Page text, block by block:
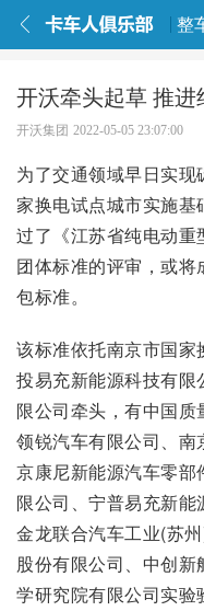
整
开沃牵头起草 推
开沃集团 2022-05-05 23:07:00
为了交通领域早日实
家换电试点城市实施
过了《江苏省纯电动重
团体标准的评审，或
包标准。
该标准依托南京市国
投易充新能源科技有
限公司牵头，有中国
领锐汽车有限公司、
京康尼新能源汽车零
限公司、宁普易充新
金龙联合汽车工业(苏
股份有限公司、中创
学研究院有限公司实